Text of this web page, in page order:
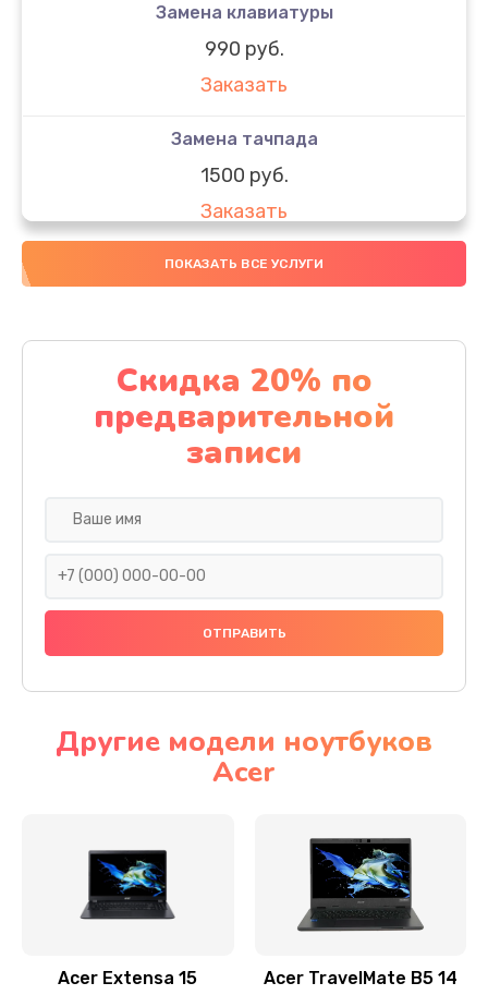
Замена клавиатуры
990 руб.
Заказать
Замена тачпада
1500 руб.
Заказать
Замена южного моста
Заказать
Чистка от пыли
1060 руб.
Заказать
Ремонт подсветки
Настройка BIOS
Замена видеочипа
Заказать
ПОКАЗАТЬ ВСЕ УСЛУГИ
Скидка 20% по
предварительной
записи
Другие модели ноутбуков
Acer
Acer Extensa 15 Acer TravelMate B5 14